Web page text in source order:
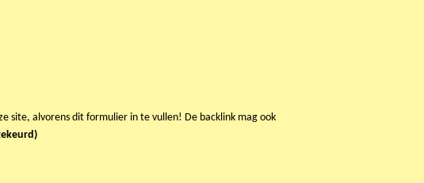
site, alvorens dit formulier in te vullen! De backlink mag ook